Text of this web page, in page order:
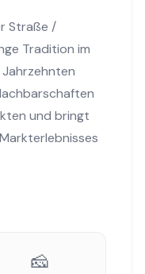
Straße /
Tradition im
und bringt
🧀